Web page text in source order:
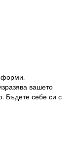
форми.
вашето
Бъдете себе си с